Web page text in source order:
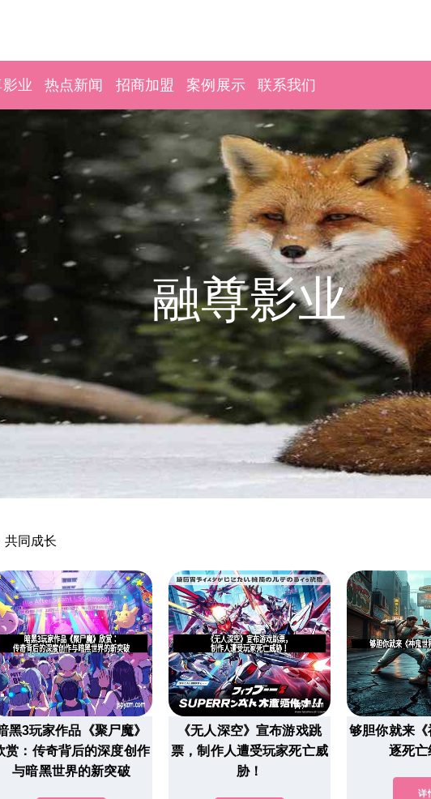
业 热点新闻 招商加盟 案例展示 联系我们
融尊影业
共同成长
黑3玩家作品《聚尸魔》
赏：传奇背后的深度创作
与暗黑世界的新突破
《无人深空》宣布游戏跳
票，制作人遭受玩家死亡威
胁！
够胆你就来
逐死亡
详